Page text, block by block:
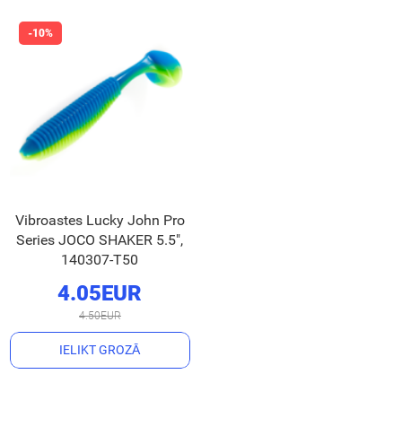
Vibroastes Lucky John Pro
Series JOCO SHAKER 5.5",
140307-T50
4.05EUR
4.50EUR
IELIKT GROZĀ